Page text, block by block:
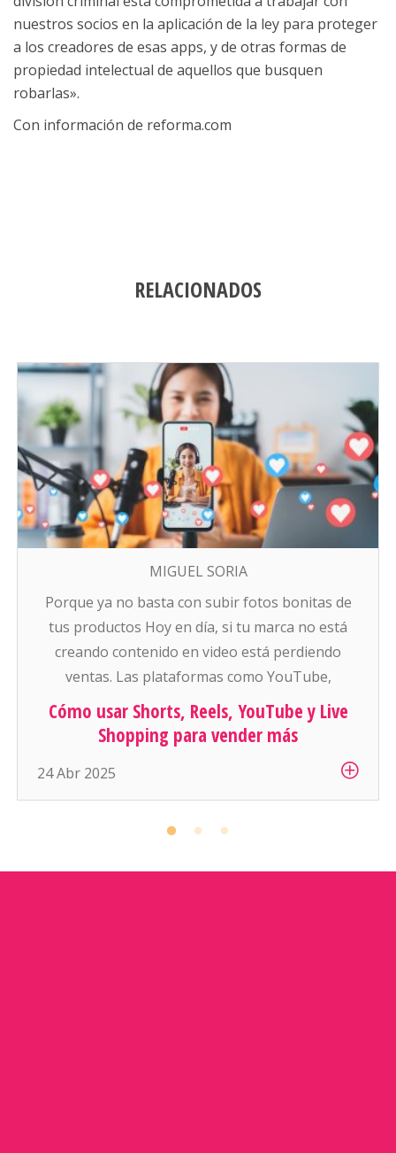
nuestros socios en la aplicación de la ley para proteger
a los creadores de esas apps, y de otras formas de
propiedad intelectual de aquellos que busquen
robarlas».
Con información de reforma.com
RELACIONADOS
MIGUEL SORIA
Porque ya no basta con subir fotos bonitas de
tus productos Hoy en día, si tu marca no está
creando contenido en video está perdiendo
ventas. Las plataformas como YouTube,
Instagram, Facebook y TikTok están empujando
con todo el contenido corto, vertical, y que se
consume rápido. Y para el ecommerce, esto se
Cómo usar Shorts, Reels, YouTube y Live
Shopping para vender más
24 Abr 2025